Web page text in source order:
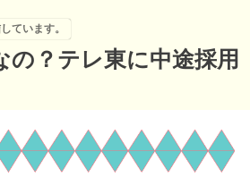
ています。
？テレ東に中途採用